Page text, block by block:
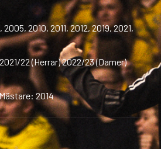
2010, 2011, 2012, 2019, 2021,
22 (Herrar) 2022/23 (Damer)
2014